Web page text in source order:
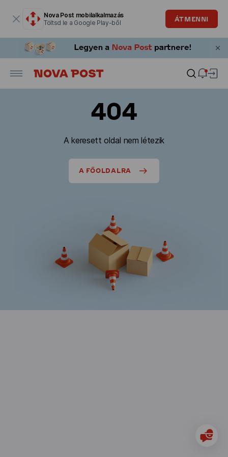
Nova Post mobilalkalmazás
Töltsd le a Google Play-ből
ÁTMENNI
404
A keresett oldal nem létezik
A FŐOLDALRA